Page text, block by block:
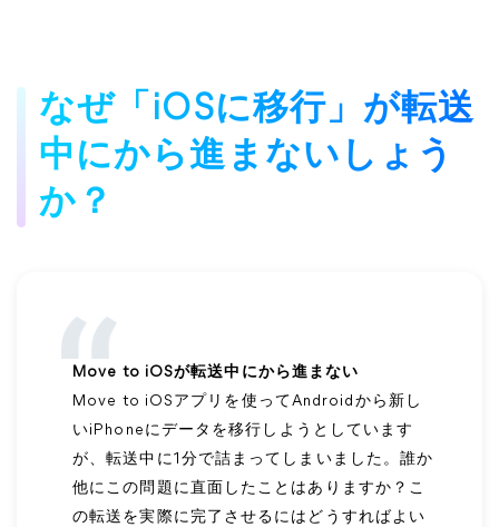
なぜ「iOSに移行」が転送
中にから進まないしょう
か？
Move to iOSが転送中にから進まない
Move to iOSアプリを使ってAndroidから新し
いiPhoneにデータを移行しようとしています
が、転送中に1分で詰まってしまいました。誰か
他にこの問題に直面したことはありますか？こ
の転送を実際に完了させるにはどうすればよい